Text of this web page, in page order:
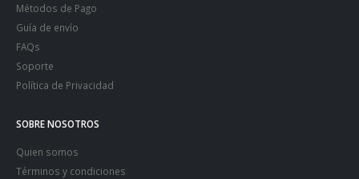
Métodos de Pago
Guía de envío
FAQs
Soporte
Política de Privacidad
SOBRE NOSOTROS
Quien somos
Términos y condiciones